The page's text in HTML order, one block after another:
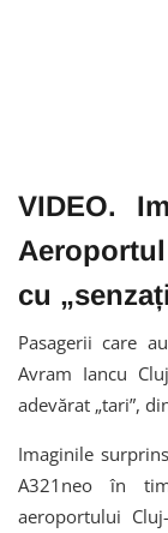
VIDEO.
cu
Pasagerii care
Avram Iancu
adevărat „tari”,
Imaginile
A321neo în
aeroportului